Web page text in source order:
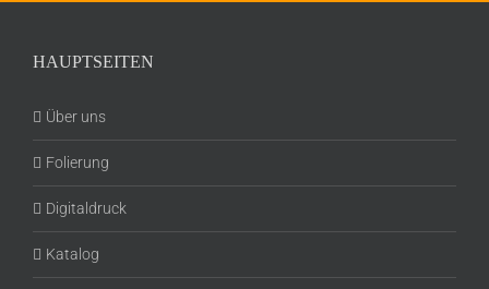
HAUPTSEITEN
Über uns
Folierung
Digitaldruck
Katalog